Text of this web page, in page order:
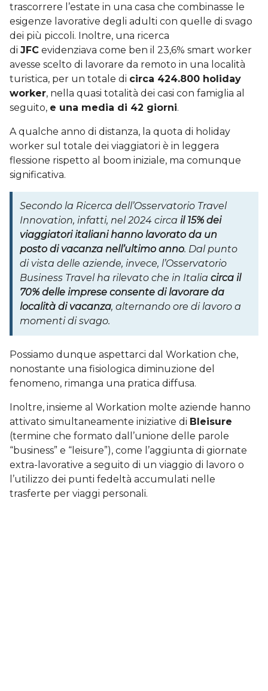
trascorrere l’estate in una casa che combinasse le
esigenze lavorative degli adulti con quelle di svago
dei più piccoli. Inoltre, una ricerca
di JFC evidenziava come ben il 23,6% smart worker
avesse scelto di lavorare da remoto in una località
turistica, per un totale di circa 424.800 holiday
worker, nella quasi totalità dei casi con famiglia al
seguito, e una media di 42 giorni.
A qualche anno di distanza, la quota di holiday
worker sul totale dei viaggiatori è in leggera
flessione rispetto al boom iniziale, ma comunque
significativa.
Secondo la Ricerca dell’Osservatorio Travel
Innovation, infatti, nel 2024 circa il 15% dei
viaggiatori italiani hanno lavorato da un
posto di vacanza nell’ultimo anno. Dal punto
di vista delle aziende, invece, l’Osservatorio
Business Travel ha rilevato che in Italia circa il
70% delle imprese consente di lavorare da
località di vacanza, alternando ore di lavoro a
momenti di svago.
Possiamo dunque aspettarci dal Workation che,
nonostante una fisiologica diminuzione del
fenomeno, rimanga una pratica diffusa.
Inoltre, insieme al Workation molte aziende hanno
attivato simultaneamente iniziative di Bleisure
(termine che formato dall’unione delle parole
“business” e “leisure”), come l’aggiunta di giornate
extra-lavorative a seguito di un viaggio di lavoro o
l’utilizzo dei punti fedeltà accumulati nelle
trasferte per viaggi personali.